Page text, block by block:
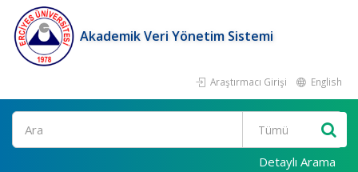
Akademik Veri Yönetim Sistemi
Araştırmacı Girişi English
Ara
Detaylı Arama